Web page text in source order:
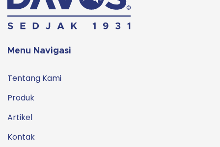
Menu Navigasi
Tentang Kami
Produk
Artikel
Kontak